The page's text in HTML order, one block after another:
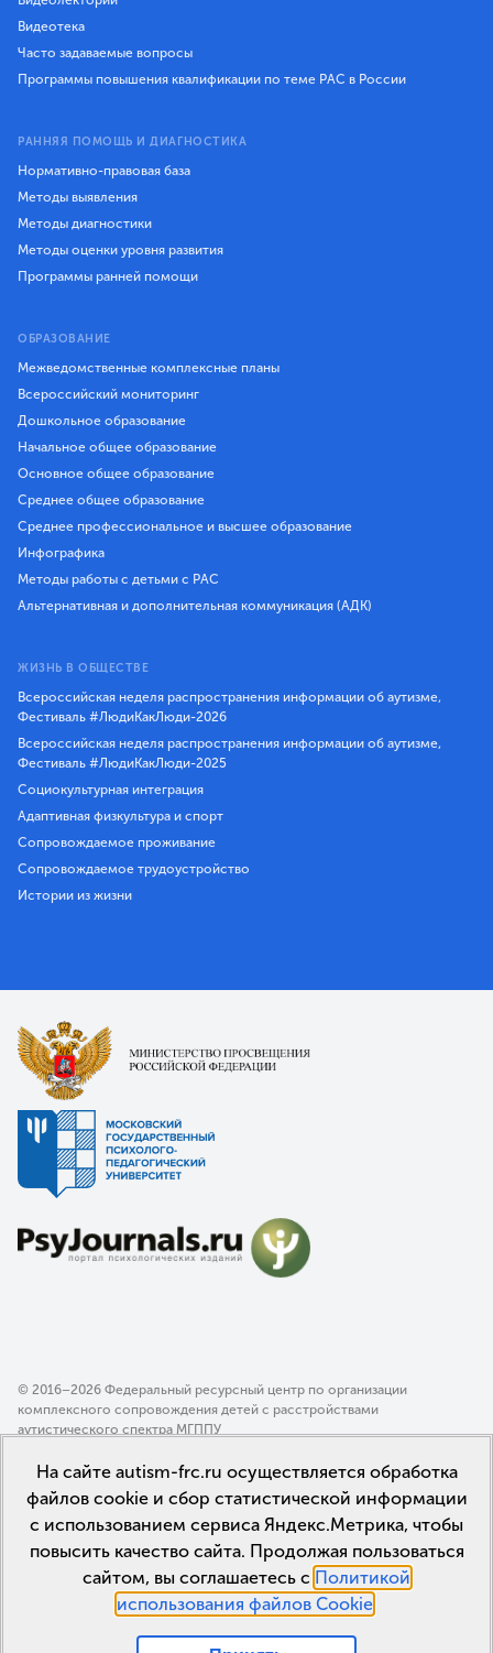
Видеотека
Часто задаваемые вопросы
Программы повышения квалификации по теме РАС в России
РАННЯЯ ПОМОЩЬ И ДИАГНОСТИКА
Нормативно-правовая база
Методы выявления
Методы диагностики
Методы оценки уровня развития
Программы ранней помощи
ОБРАЗОВАНИЕ
Межведомственные комплексные планы
Всероссийский мониторинг
Дошкольное образование
Начальное общее образование
Основное общее образование
Среднее общее образование
Среднее профессиональное и высшее образование
Инфографика
Методы работы с детьми с РАС
Альтернативная и дополнительная коммуникация (АДК)
ЖИЗНЬ В ОБЩЕСТВЕ
Всероссийская неделя распространения информации об аутизме,
Фестиваль #ЛюдиКакЛюди-2026
Всероссийская неделя распространения информации об аутизме,
Фестиваль #ЛюдиКакЛюди-2025
Социокультурная интеграция
Адаптивная физкультура и спорт
Сопровождаемое проживание
Сопровождаемое трудоустройство
Истории из жизни
© 2016–2026 Федеральный ресурсный центр по организации
комплексного сопровождения детей с расстройствами
аутистического спектра МГППУ
Политика конфиденциальности
Пользовательское соглашение
На сайте autism-frc.ru осуществляется обработка
файлов cookie и сбор статистической информации
с использованием сервиса Яндекс.Метрика, чтобы
повысить качество сайта. Продолжая пользоваться
сайтом, вы соглашаетесь с Политикой
использования файлов Cookie.